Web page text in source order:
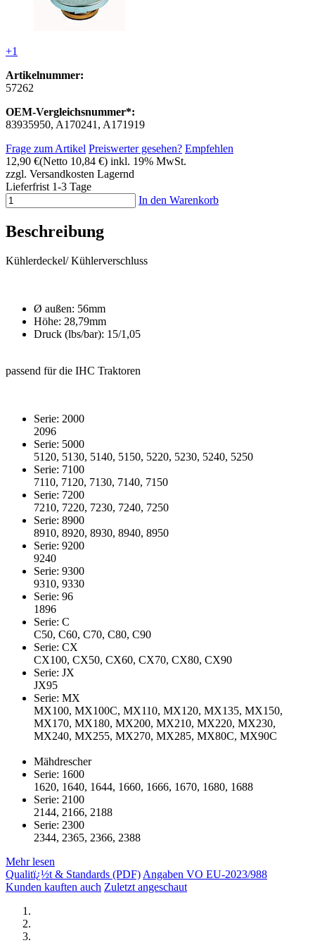
+1
Artikelnummer:
57262
OEM-Vergleichsnummer*:
83935950, A170241, A171919
Frage zum Artikel Preiswerter gesehen? Empfehlen
12,90 €(Netto 10,84 €) inkl. 19% MwSt.
zzgl. Versandkosten Lagernd
Lieferfrist 1-3 Tage
In den Warenkorb
Beschreibung
Kühlerdeckel/ Kühlerverschluss
Ø außen: 56mm
Höhe: 28,79mm
Druck (lbs/bar): 15/1,05
passend für die IHC Traktoren
Serie: 2000
2096
Serie: 5000
5120, 5130, 5140, 5150, 5220, 5230, 5240, 5250
Serie: 7100
7110, 7120, 7130, 7140, 7150
Serie: 7200
7210, 7220, 7230, 7240, 7250
Serie: 8900
8910, 8920, 8930, 8940, 8950
Serie: 9200
9240
Serie: 9300
9310, 9330
Serie: 96
1896
Serie: C
C50, C60, C70, C80, C90
Serie: CX
CX100, CX50, CX60, CX70, CX80, CX90
Serie: JX
JX95
Serie: MX
MX100, MX100C, MX110, MX120, MX135, MX150,
MX170, MX180, MX200, MX210, MX220, MX230,
MX240, MX255, MX270, MX285, MX80C, MX90C
Mähdrescher
Serie: 1600
1620, 1640, 1644, 1660, 1666, 1670, 1680, 1688
Serie: 2100
2144, 2166, 2188
Serie: 2300
2344, 2365, 2366, 2388
Mehr lesen
Qualitï¿½t & Standards (PDF)Angaben VO EU-2023/988
Kunden kauften auch Zuletzt angeschaut